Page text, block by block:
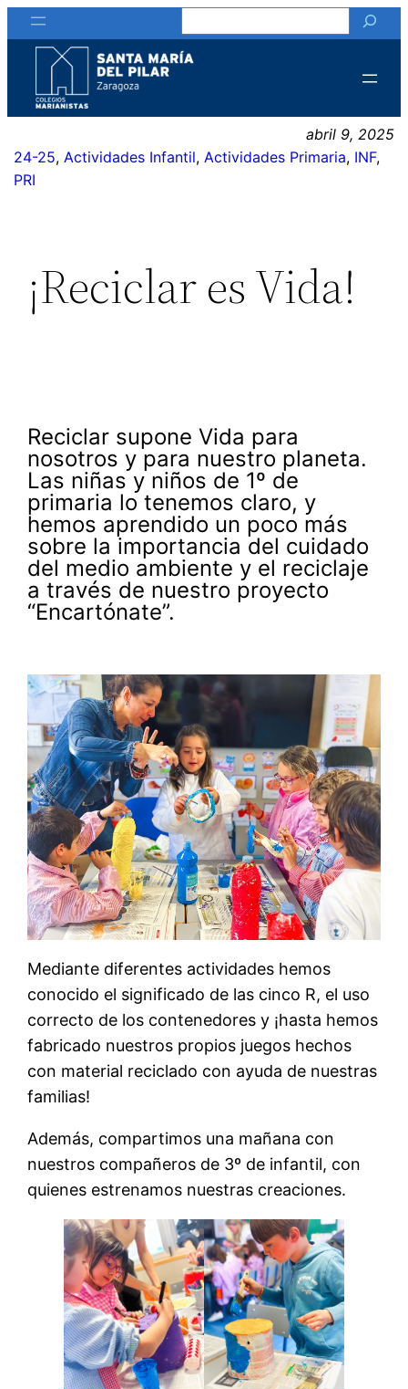
Saltar
al
contenido
abril 9, 2025
24-25, Actividades Infantil, Actividades Primaria, INF
PRI
¡Reciclar es Vida!
Reciclar supone Vida para
nosotros y para nuestro planeta.
Las niñas y niños de 1º de
primaria lo tenemos claro, y
hemos aprendido un poco más
sobre la importancia del cuidado
del medio ambiente y el reciclaje
a través de nuestro proyecto
“Encartónate”.
Mediante diferentes actividades hemos
conocido el significado de las cinco R, el uso
correcto de los contenedores y ¡hasta hemos
fabricado nuestros propios juegos hechos
con material reciclado con ayuda de nuestras
familias!
Además, compartimos una mañana con
nuestros compañeros de 3º de infantil, con
quienes estrenamos nuestras creaciones.